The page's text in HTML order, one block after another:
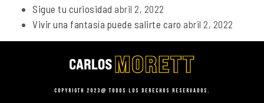
Sigue tu curiosidad abril 2, 2022
Vivir una fantasía puede salirte caro abril 2, 2022
Copyrigth 2023@ Todos los derechos reservados.